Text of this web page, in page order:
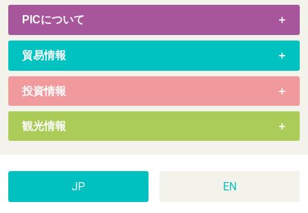
PICについて
貿易情報
投資情報
観光情報
JP EN